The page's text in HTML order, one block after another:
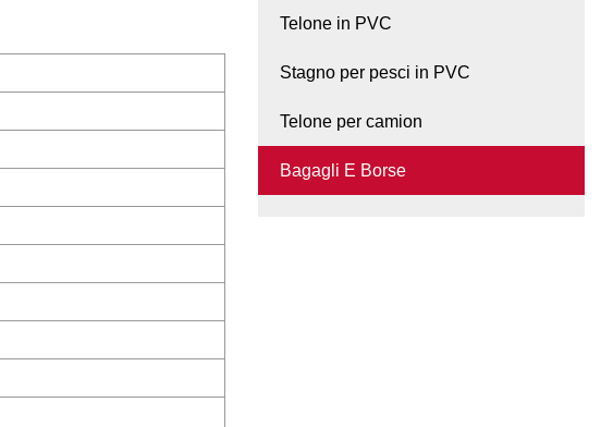
Telone in PVC
Stagno per pesci in PVC
Telone per camion
Bagagli E Borse